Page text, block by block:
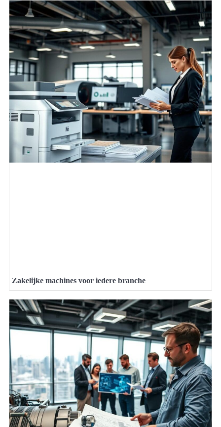
Zakelijke machines voor iedere branche